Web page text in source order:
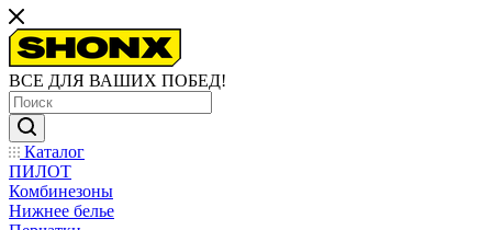
ВСЕ ДЛЯ ВАШИХ ПОБЕД!
Каталог
ПИЛОТ
Комбинезоны
Нижнее белье